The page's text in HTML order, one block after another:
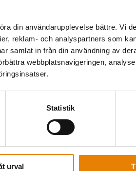
din användarupplevelse bättre. Vi
reklam- och analyspartners som
samlat in från din användning av
webbplatsnavigeringen,
Statistik
urval